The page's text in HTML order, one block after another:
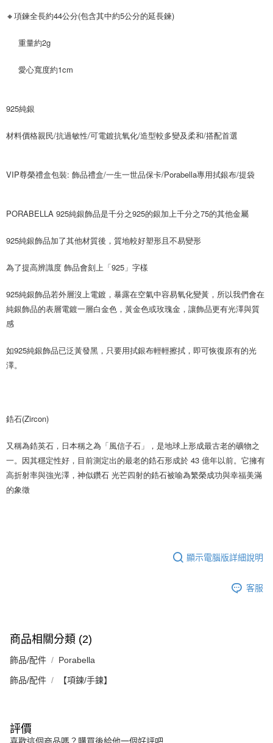
🔸項鍊全長約44公分(包含其中約5公分的延長鍊)
     重量約2g
     愛心寬度約1cm
925純銀
材料價格親民/抗過敏性/可電鍍抗氧化/造型較多變及柔和/搭配首選
VIP尊榮禮盒包裝: 飾品禮盒/一生一世品保卡/Porabella專用拭銀布/提袋
PORABELLA 925純銀飾品是千分之925的銀加上千分之75的其他金屬
925純銀飾品加了其他材質後，質地較好塑形且不易變形
為了提高辨識度 飾品會刻上「925」字樣
925純銀飾品若外層沒上電鍍，暴露在空氣中容易氧化變黃，所以我們會在
純銀飾品的表層電鍍一層白金色，黃金色或玫瑰金，讓飾品更有光澤與質
感
如925純銀飾品已泛黃發黑，只要用拭銀布輕輕擦拭，即可恢復原有的光
澤。
鋯石(Zircon)
又稱為鋯英石，日本稱之為「風信子石」，是地球上形成最古老的礦物之
一。因其穩定性好，目前測定出的最老的鋯石形成於 43 億年以前。它擁有
高折射率與強光澤，神似鑽石 光芒四射的鋯石被喻為繁榮成功與幸福美滿
的象徵
顯示電腦版詳細說明
客服
商品相關分類 (2)
飾品/配件 Porabella
飾品/配件 【項鍊/手鍊】
評價